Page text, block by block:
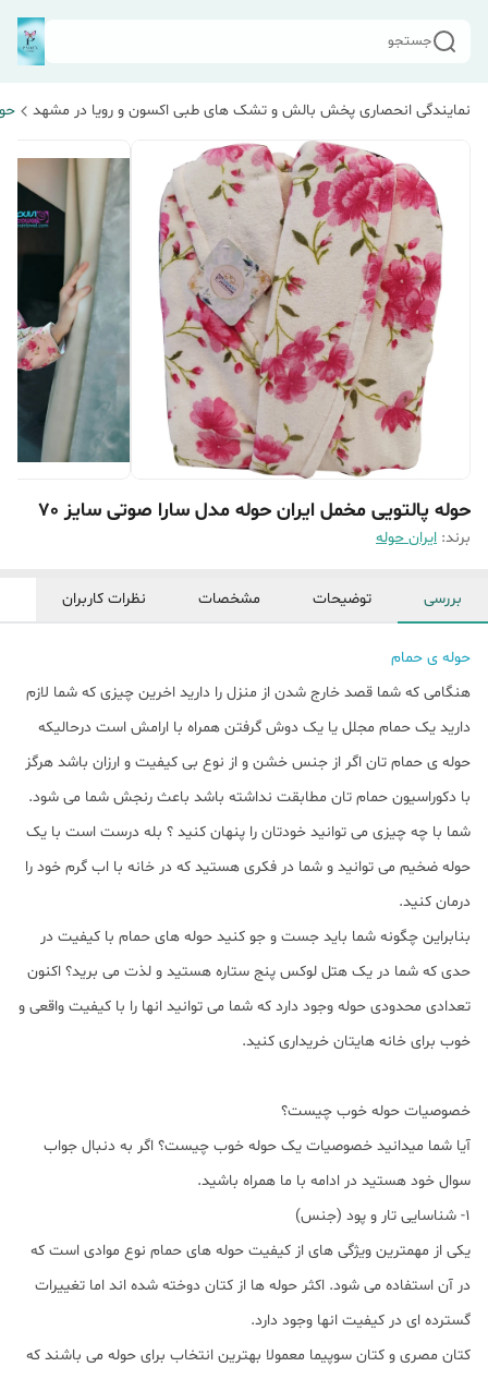
جستجو
نمایندگی انحصاری پخش بالش و تشک های طبی اکسون و رویا در مشهد
حوله پالتویی مخمل ایران حوله مدل سارا صوتی سایز 70
برند: ایران حوله
بررسی توضیحات مشخصات نظرات کاربران
حوله ی حمام
هنگامی که شما قصد خارج شدن از منزل را دارید اخرین چیزی که شما لازم
دارید یک حمام مجلل یا یک دوش گرفتن همراه با ارامش است درحالیکه
حوله ی حمام تان اگر از جنس خشن و از نوع بی کیفیت و ارزان باشد هرگز
با دکوراسیون حمام تان مطابقت نداشته باشد باعث رنجش شما می شود.
شما با چه چیزی می توانید خودتان را پنهان کنید ؟ بله درست است با یک
حوله ضخیم می توانید و شما در فکری هستید که در خانه با اب گرم خود را
درمان کنید.
بنابراین چگونه شما باید جست و جو کنید حوله های حمام با کیفیت در
حدی که شما در یک هتل لوکس پنج ستاره هستید و لذت می برید؟ اکنون
تعدادی محدودی حوله وجود دارد که شما می توانید انها را با کیفیت واقعی و
خوب برای خانه هایتان خریداری کنید.
خصوصیات حوله خوب چیست؟
آیا شما میدانید خصوصیات یک حوله خوب چیست؟ اگر به دنبال جواب
سوال خود هستید در ادامه با ما همراه باشید.
1- شناسایی تار و پود (جنس)
یکی از مهمترین ویژگی های از کیفیت حوله های حمام نوع موادی است که
در آن استفاده می شود. اکثر حوله ها از کتان دوخته شده اند اما تغییرات
گسترده ای در کیفیت انها وجود دارد.
کتان مصری و کتان سوپیما معمولا بهترین انتخاب برای حوله می باشند که